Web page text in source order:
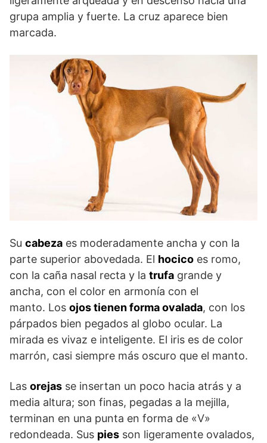
grupa amplia y fuerte. La cruz aparece bien
marcada.
Su cabeza es moderadamente ancha y con la
parte superior abovedada. El hocico es romo,
con la caña nasal recta y la trufa grande y
ancha, con el color en armonía con el
manto. Los ojos tienen forma ovalada, con los
párpados bien pegados al globo ocular. La
mirada es vivaz e inteligente. El iris es de color
marrón, casi siempre más oscuro que el manto.
Las orejas se insertan un poco hacia atrás y a
media altura; son finas, pegadas a la mejilla,
terminan en una punta en forma de «V»
redondeada. Sus pies son ligeramente ovalados,